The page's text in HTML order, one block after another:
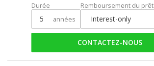
Durée
années
Remboursement du prêt
CONTACTEZ-NOUS